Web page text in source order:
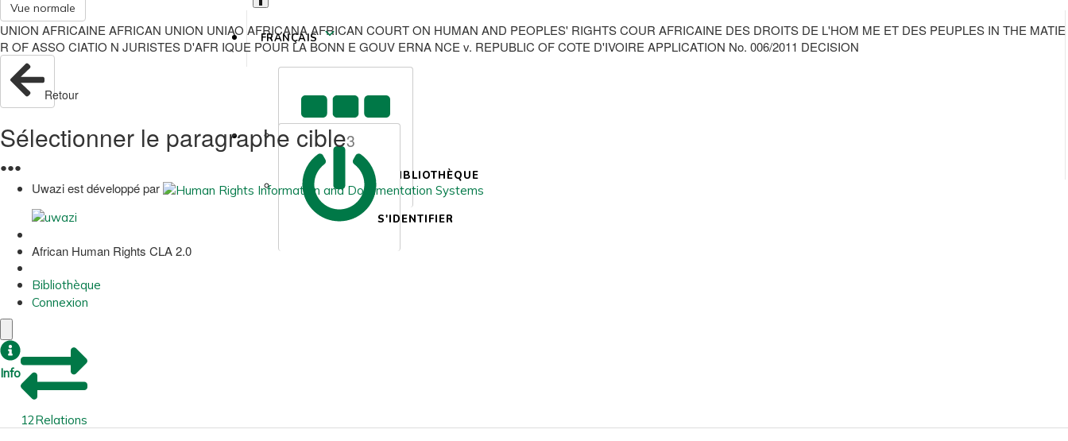
FRANÇAIS
BIBLIOTHÈQUE
S'IDENTIFIER
Vue normale
UNION AFRICAINE AFRICAN UNION UNIAO AFRICANA AFRICAN COURT ON HUMAN AND PEOPLES' RIGHTS COUR AFRICAINE DES DROITS DE L'HOM ME ET DES PEUPLES IN THE MATIE
R OF ASSO CIATIO N JURISTES D'AFR IQUE POUR LA BONN E GOUV ERNA NCE v. REPUBLIC OF COTE D'IVOIRE APPLICATION No. 006/2011 DECISION
Retour
Sélectionner le paragraphe cible3
●●●
Uwazi est développé par
African Human Rights CLA 2.0
Bibliothèque
Connexion
Info
12Relations